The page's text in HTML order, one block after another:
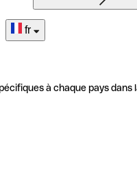
fr
à chaque pays dans